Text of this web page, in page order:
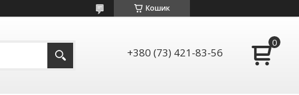
Кошик
+380 (73) 421-83-56